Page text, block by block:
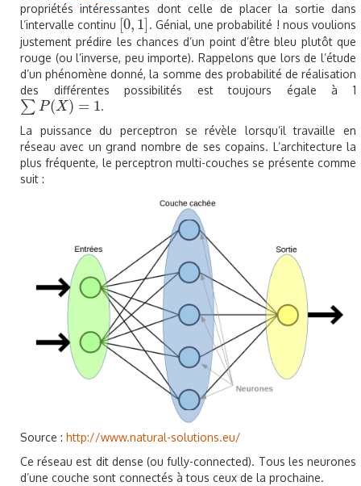
propriétés intéressantes dont celle de placer la sortie dans
l’intervalle continu [0, 1]
0,1 ]
. Génial, une probabilité ! nous voulions
justement prédire les chances d’un point d’être bleu plutôt que
rouge (ou l’inverse, peu importe). Rappelons que lors de l’étude
d’un phénomène donné, la somme des probabilité de réalisation
des différentes possibilités est toujours égale à 1
∑ P(X) = 1
∑ P X)=1
.
La puissance du perceptron se révèle lorsqu’il travaille en
réseau avec un grand nombre de ses copains. L’architecture la
plus fréquente, le perceptron multi-couches se présente comme
suit :
Source : http://www.natural-solutions.eu/
Ce réseau est dit dense (ou fully-connected). Tous les neurones
d’une couche sont connectés à tous ceux de la prochaine.